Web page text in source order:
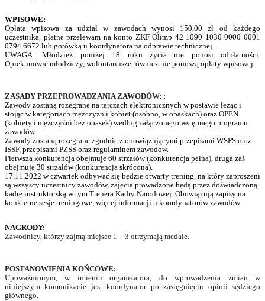
WPISOWE:
Opłata wpisowa za udział w zawodach wynosi 150,00 zł od każdego
uczestnika, płatne przelewam na konto ZKF Olimp 42 1090 1030 0000 0001
0794 6672 lub gotówką u koordynatora na odprawie technicznej.
UWAGA: Młodzież poniżej 18 roku życia nie ponosi odpłatności.
Opiekunowie młodzieży, wolontariusze również nie ponoszą opłaty wpisowej.
ZASADY PRZEPROWADZANIA ZAWODÓW: :
Zawody zostaną rozegrane na tarczach elektronicznych w postawie leżąc i
stojąc w kategoriach mężczyzn i kobiet (osobno, w opaskach) oraz OPEN
(kobiety i mężczyźni bez opasek) według załączonego wstępnego programu
zawodów.
Zawody zostaną rozegrane zgodnie z obowiązującymi przepisami WSPS oraz
ISSF, przepisami PZSS oraz regulaminem zawodów.
Pierwsza konkurencja obejmuje 60 strzałów (konkurencja pełna), druga zaś
obejmuje 30 strzałów (konkurencja skrócona).
17.11.2022 w czwartek odbywać się będzie otwarty trening, na który zaproszeni
są wszyscy uczestnicy zawodów, zajęcia prowadzone będą przez doświadczoną
kadrę instruktorską w tym Trenera Kadry Narodowej. Obowiązują zapisy na
konkretne sesje treningowe, więcej informacji u koordynatorów zawodów.
NAGRODY:
Zawodnicy, którzy zajmą miejsce 1 – 3 otrzymają medale.
POSTANOWIENIA KOŃCOWE:
Upoważnionym, w imieniu organizatora, do wprowadzenia zmian w
niniejszym komunikacie jest koordynator po zasięgnięciu opinii sędziego
głównego.